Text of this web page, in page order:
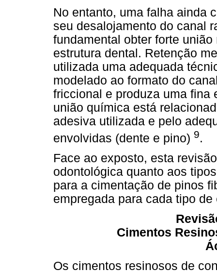
No entanto, uma falha ainda
seu desalojamento do canal
fundamental obter forte
estrutura dental. Retenção
utilizada uma adequada
modelado ao formato do
friccional e produza uma fina
união química está
adesiva utilizada e pelo
envolvidas (dente e pino) 9.
Face ao exposto, esta
odontológica quanto aos
para a cimentação de pinos
empregada para cada tipo de
Cimentos
Os cimentos resinosos de